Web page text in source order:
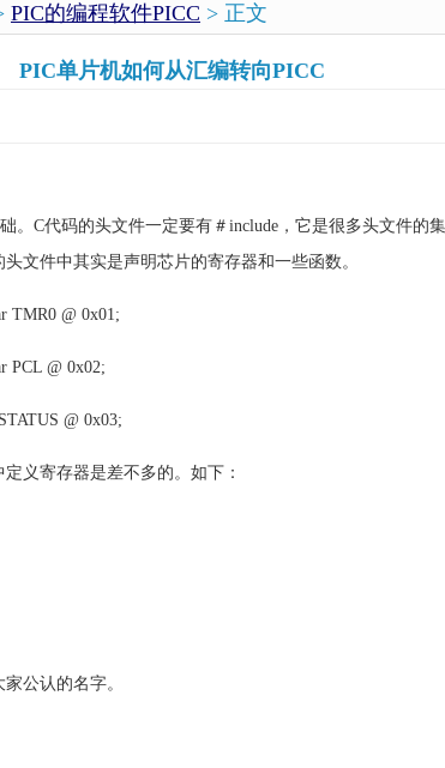
PIC的编程软件PICC > 正文
PIC单片机如何从汇编转向PICC
。C代码的头文件一定要有＃include，它是很多头文件的
文件中其实是声明芯片的寄存器和一些函数。
TMR0 @ 0x01;
PCL @ 0x02;
@ 0x03;
义寄存器是差不多的。如下：
公认的名字。